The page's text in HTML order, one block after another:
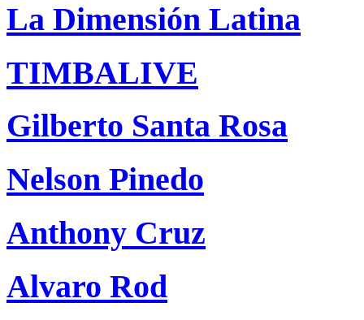
La Dimensión Latina
TIMBALIVE
Gilberto Santa Rosa
Nelson Pinedo
Anthony Cruz
Alvaro Rod